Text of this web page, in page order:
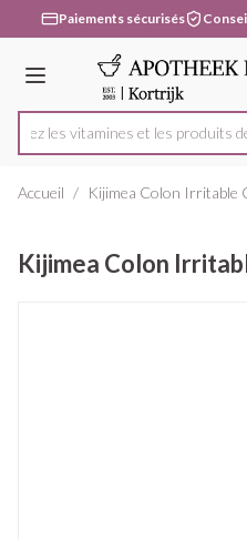
Aller au contenu
1 de 1
Paiements sécurisés
Menu
Rechercher
les vitamines et les produits
Accueil / Kijimea Colon Irritable
Kijimea Colon